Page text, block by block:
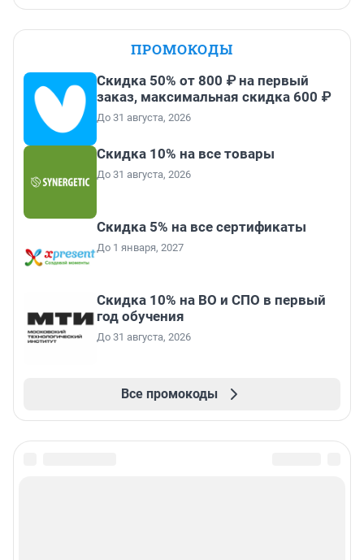
ПРОМОКОДЫ
Скидка 50% от 800 ₽ на первый
заказ, максимальная скидка 600 ₽
До 31 августа, 2026
Скидка 10% на все товары
До 31 августа, 2026
Скидка 5% на все сертификаты
До 1 января, 2027
Скидка 10% на ВО и СПО в первый
год обучения
До 31 августа, 2026
Все промокоды